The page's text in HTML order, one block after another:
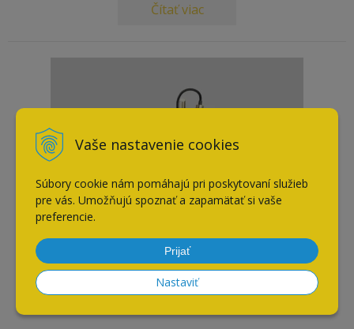
Vaše nastavenie cookies
Súbory cookie nám pomáhajú pri poskytovaní služieb
pre vás. Umožňujú spoznať a zapamätať si vaše
preferencie.
Prijať
Nastaviť
Čítať viac